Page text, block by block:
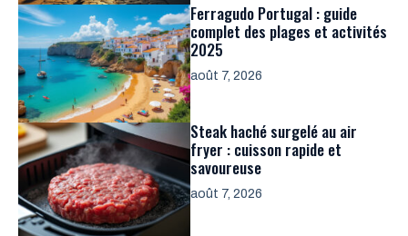
Ferragudo Portugal : guide
complet des plages et activités
2025
août 7, 2026
Steak haché surgelé au air
fryer : cuisson rapide et
savoureuse
août 7, 2026